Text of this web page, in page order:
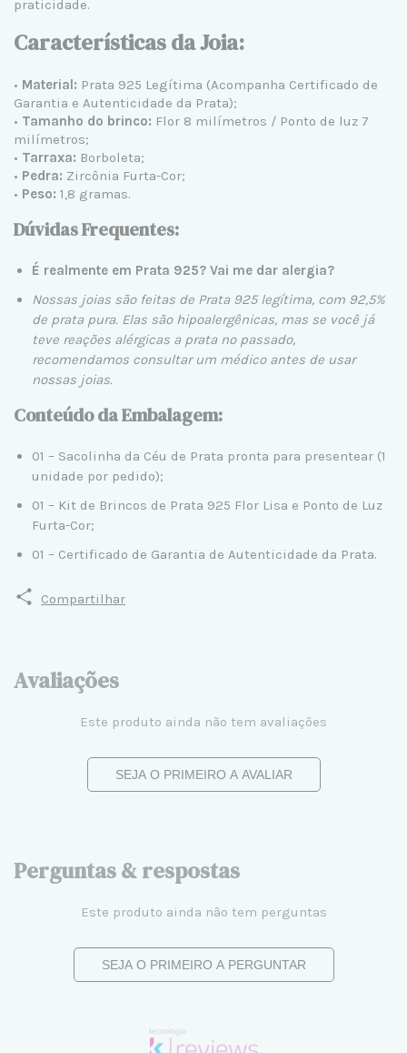
praticidade.
Características da Joia:
• Material: Prata 925 Legítima (Acompanha Certificado de
Garantia e Autenticidade da Prata);
• Tamanho do brinco: Flor 8 milímetros / Ponto de luz 7
milímetros;
• Tarraxa: Borboleta;
• Pedra: Zircônia Furta-Cor;
• Peso: 1,8 gramas.
Dúvidas Frequentes:
É realmente em Prata 925? Vai me dar alergia?
Nossas joias são feitas de Prata 925 legítima, com 92,5%
de prata pura. Elas são hipoalergênicas, mas se você já
teve reações alérgicas a prata no passado,
recomendamos consultar um médico antes de usar
nossas joias.
Conteúdo da Embalagem:
01 – Sacolinha da Céu de Prata pronta para presentear (1
unidade por pedido);
01 – Kit de Brincos de Prata 925 Flor Lisa e Ponto de Luz
Furta-Cor;
01 – Certificado de Garantia de Autenticidade da Prata.
Compartilhar
Avaliações
Este produto ainda não tem avaliações
SEJA O PRIMEIRO A AVALIAR
Perguntas & respostas
Este produto ainda não tem perguntas
SEJA O PRIMEIRO A PERGUNTAR